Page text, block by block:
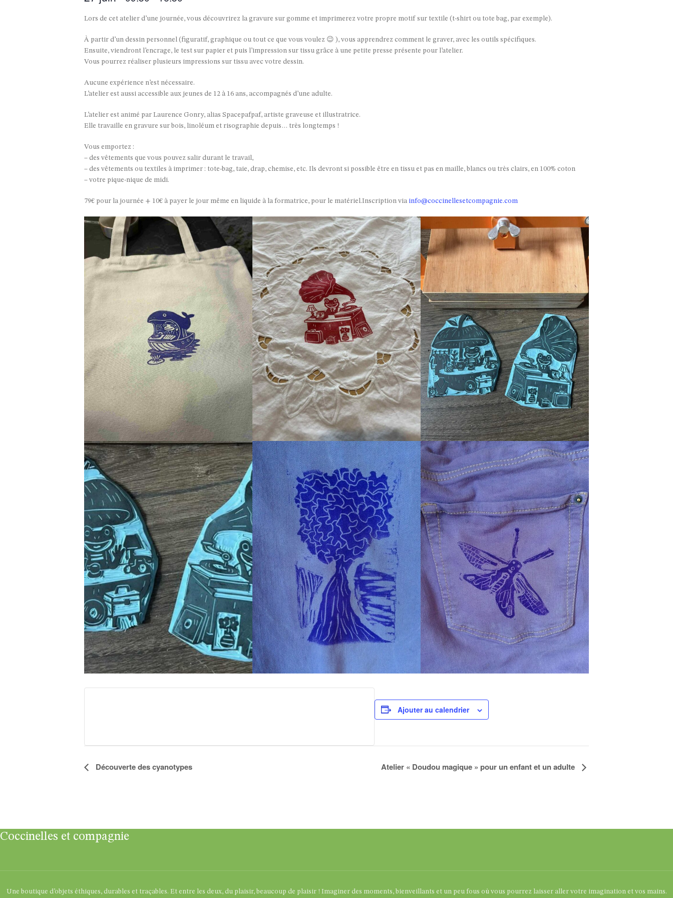
Lors de cet atelier d’une journée, vous découvrirez la gravure sur gomme et imprimerez votre propre motif sur textile (t-shirt ou tote bag, par exemple).
À partir d’un dessin personnel (figuratif, graphique ou tout ce que vous voulez 😉 ), vous apprendrez comment le graver, avec les outils spécifiques.
Ensuite, viendront l’encrage, le test sur papier et puis l’impression sur tissu grâce à une petite presse présente pour l’atelier.
Vous pourrez réaliser plusieurs impressions sur tissu avec votre dessin.
Aucune expérience n’est nécessaire.
L’atelier est aussi accessible aux jeunes de 12 à 16 ans, accompagnés d’une adulte.
L’atelier est animé par Laurence Gonry, alias Spacepafpaf, artiste graveuse et illustratrice.
Elle travaille en gravure sur bois, linoléum et risographie depuis… très longtemps !
Vous emportez :
– des vêtements que vous pouvez salir durant le travail,
– des vêtements ou textiles à imprimer : tote-bag, taie, drap, chemise, etc. Ils devront si possible être en tissu et pas en maille, blancs ou très clairs, en 100% coton
– votre pique-nique de midi.
79€ pour la journée + 10€ à payer le jour même en liquide à la formatrice, pour le matériel.Inscription via info@coccinellesetcompagnie.com
Ajouter au calendrier
Navigation
Découverte des cyanotypes Atelier « Doudou magique » pour un enfant et un adulte
Coccinelles et compagnie
Une boutique d’objets éthiques, durables et traçables. Et entre les deux, du plaisir, beaucoup de plaisir ! Imaginer des moments, bienveillants et un peu fous où vous pourrez laisser aller votre imagination et vos mains.